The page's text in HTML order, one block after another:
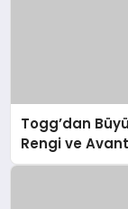
Togg’dan
Rengi ve